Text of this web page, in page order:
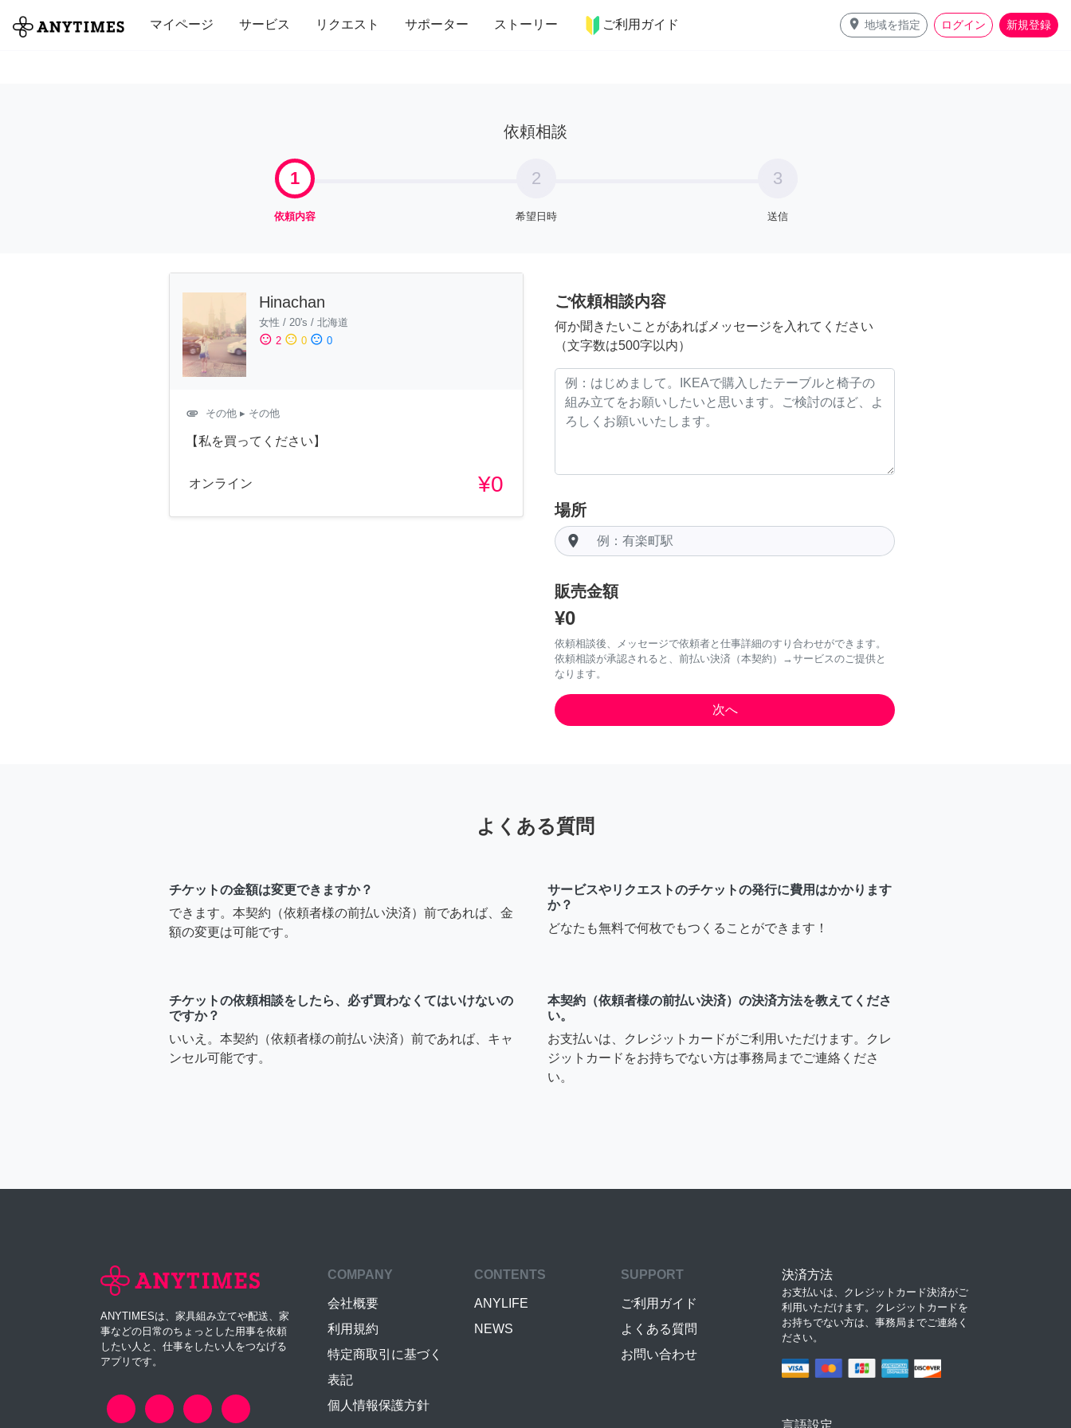
マイページ サービス リクエスト サポーター ストーリー ご利用ガイド place 地域を指定 ログイン 新規登録
全て 修理・組立 家事 引っ越し インテリア 趣味・習い事 ペット 料理
依頼相談
1
依頼内容
2
希望日時
3
送信
Hinachan
女性 / 20's / 北海道
sentiment_satisfied 2 sentiment_neutral 0 sentiment_dissatisfied 0
attachment その他 ▸ その他
【私を買ってください】
オンライン ¥0
ご依頼相談内容
何か聞きたいことがあればメッセージを入れてください
（文字数は500字以内）
場所
room
販売金額
¥0
依頼相談後、メッセージで依頼者と仕事詳細のすり合わせができます。
依頼相談が承認されると、前払い決済（本契約）→サービスのご提供と
なります。
よくある質問
チケットの金額は変更できますか？
できます。本契約（依頼者様の前払い決済）前であれば、金
額の変更は可能です。
サービスやリクエストのチケットの発行に費用はかかります
か？
どなたも無料で何枚でもつくることができます！
チケットの依頼相談をしたら、必ず買わなくてはいけないの
ですか？
いいえ。本契約（依頼者様の前払い決済）前であれば、キャ
ンセル可能です。
本契約（依頼者様の前払い決済）の決済方法を教えてくださ
い。
お支払いは、クレジットカードがご利用いただけます。クレ
ジットカードをお持ちでない方は事務局までご連絡くださ
い。
ANYTIMESは、家具組み立てや配送、家
事などの日常のちょっとした用事を依頼
したい人と、仕事をしたい人をつなげる
アプリです。
COMPANY
会社概要
利用規約
特定商取引に基づく
表記
個人情報保護方針
CONTENTS
ANYLIFE
NEWS
SUPPORT
ご利用ガイド
よくある質問
お問い合わせ
決済方法
お支払いは、クレジットカード決済がご
利用いただけます。クレジットカードを
お持ちでない方は、事務局までご連絡く
ださい。
言語設定